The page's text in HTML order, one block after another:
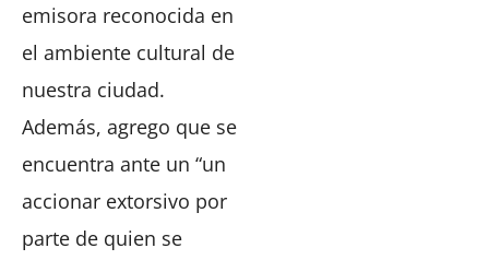
emisora reconocida en
el ambiente cultural de
nuestra ciudad.
Además, agrego que se
encuentra ante un “un
accionar extorsivo por
parte de quien se